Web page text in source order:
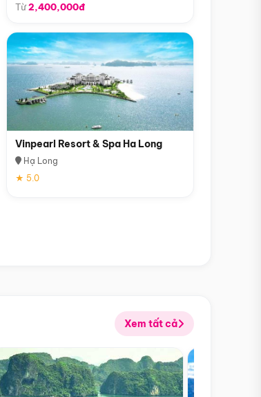
Từ2,400,000đ
Vinpearl Resort & Spa Ha Long
Hạ Long
★ 5.0
Xem tất cả